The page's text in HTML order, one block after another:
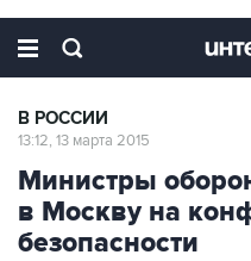
В РОССИИ
13:12, 13 марта 2015
Министры
в Москву на
безопасности